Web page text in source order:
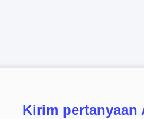
Kirim pertanyaan